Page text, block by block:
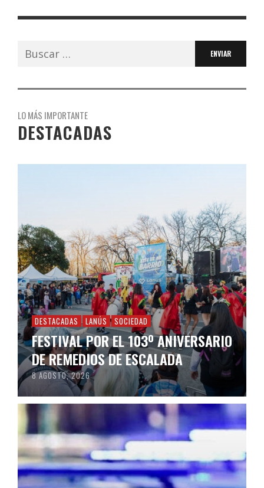
Buscar:
LO MÁS IMPORTANTE
DESTACADAS
DESTACADAS LANÚS SOCIEDAD
FESTIVAL POR EL 103º ANIVERSARIO
DE REMEDIOS DE ESCALADA
8 AGOSTO, 2026